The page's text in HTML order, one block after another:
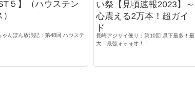
５】（ハウステン
ゃんぽん放浪記：第48回 ハウステ
い祭【見頃速報2023】～
心震える2万本！超ガイ
ド
長崎アジサイ便り：第10回 県下最多！最
大！最強ォォォオ！！...